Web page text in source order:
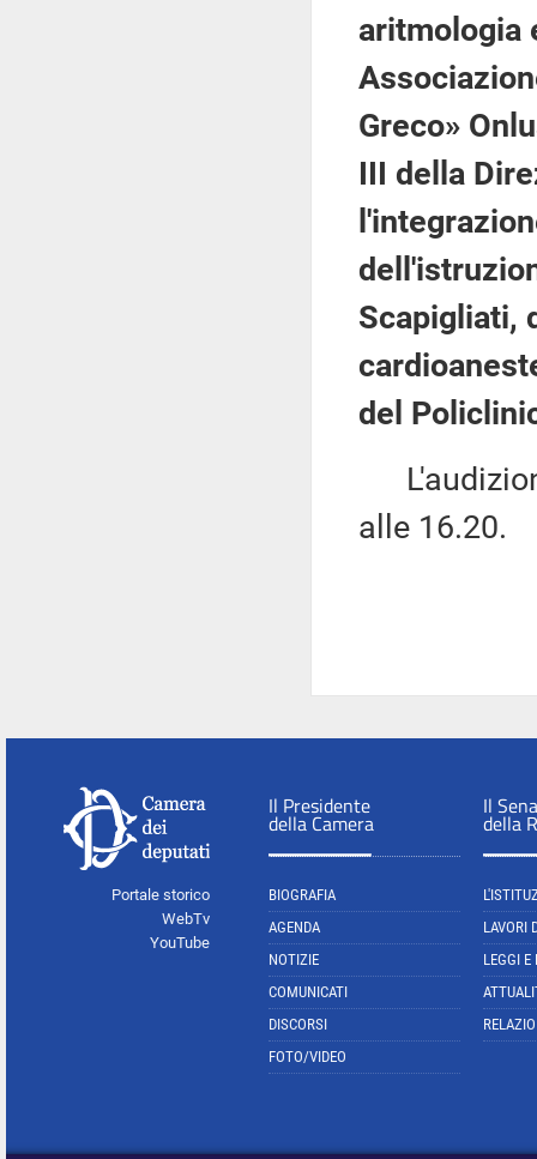
aritmologia
Greco»
III della
Scapigliati,
del
alle 16.20.
Portale storico
WebTv
YouTube
Il Presidente
della Camera
BIOGRAFIA
AGENDA
NOTIZIE
COMUNICATI
DISCORSI
FOTO/VIDEO
Il
della
LAVORI
LEGGI E